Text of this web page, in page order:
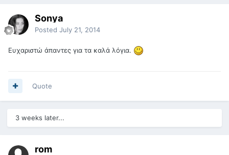
Sonya
Posted July 21, 2014
Ευχαριστώ άπαντες για τα καλά λόγια.
Quote
3 weeks later...
rom